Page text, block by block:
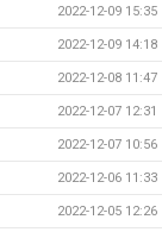
2022-12-09 15:35
2022-12-09 14:18
2022-12-08 11:47
2022-12-07 12:31
2022-12-07 10:56
2022-12-06 11:33
2022-12-05 12:26